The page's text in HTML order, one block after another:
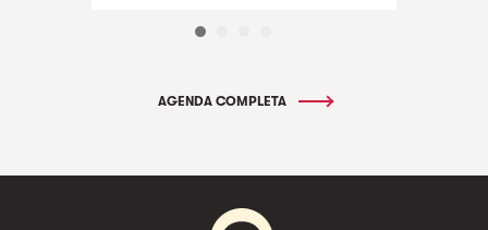
AGENDA COMPLETA